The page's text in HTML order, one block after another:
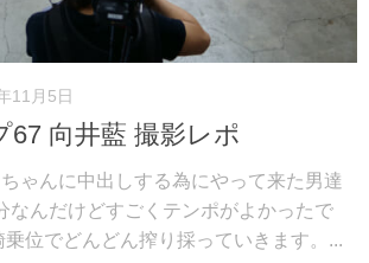
11月5日
67 向井藍 撮影レポ
ゃんに中出しする為にやって来た男達
なんだけどすごくテンポがよかったで
位でどんどん搾り採っていきます。...